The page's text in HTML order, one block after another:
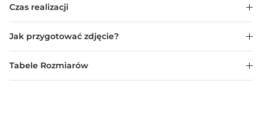
Czas realizacji
Jak przygotować zdjęcie?
Tabele Rozmiarów